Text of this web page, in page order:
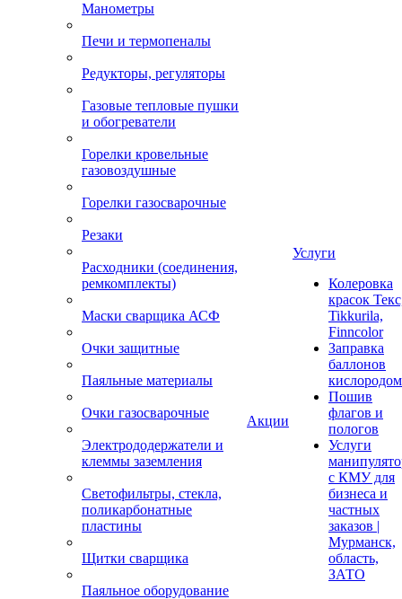
Манометры
Печи и термопеналы
Редукторы, регуляторы
Газовые тепловые пушки
и обогреватели
Горелки кровельные
газовоздушные
Горелки газосварочные
Резаки
Расходники (соединения,
ремкомплекты)
Маски сварщика АСФ
Очки защитные
Паяльные материалы
Очки газосварочные
Электрододержатели и
клеммы заземления
Светофильтры, стекла,
поликарбонатные
пластины
Щитки сварщика
Паяльное оборудование
Акции
Услуги
Колеровка
красок
Tikkurila,
Finncolor
Заправка
баллонов
кислородом
Пошив
флагов и
пологов
Услуги
с КМУ для
бизнеса и
частных
заказов |
Мурманск,
область,
ЗАТО